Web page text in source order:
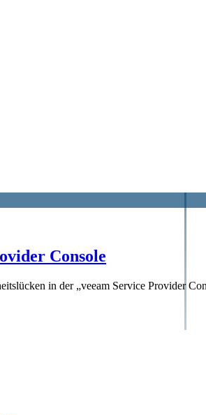
Console
in der „veeam Service Provider